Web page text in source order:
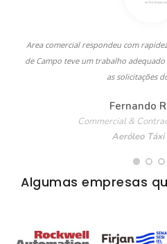
Area comercial respondeu com
de Campo teve um trabalho
as solicitações
Fernando
Commercial &
Aeróleo Táxi
Algumas empresas